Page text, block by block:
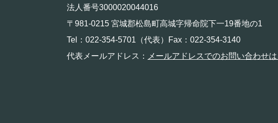
法人番号3000020044016
〒981-0215 宮城郡松島町高城字帰命院下一19番地の1
Tel：022-354-5701（代表）Fax：022-354-3140
代表メールアドレス：
メールアドレスでのお問い合わせ